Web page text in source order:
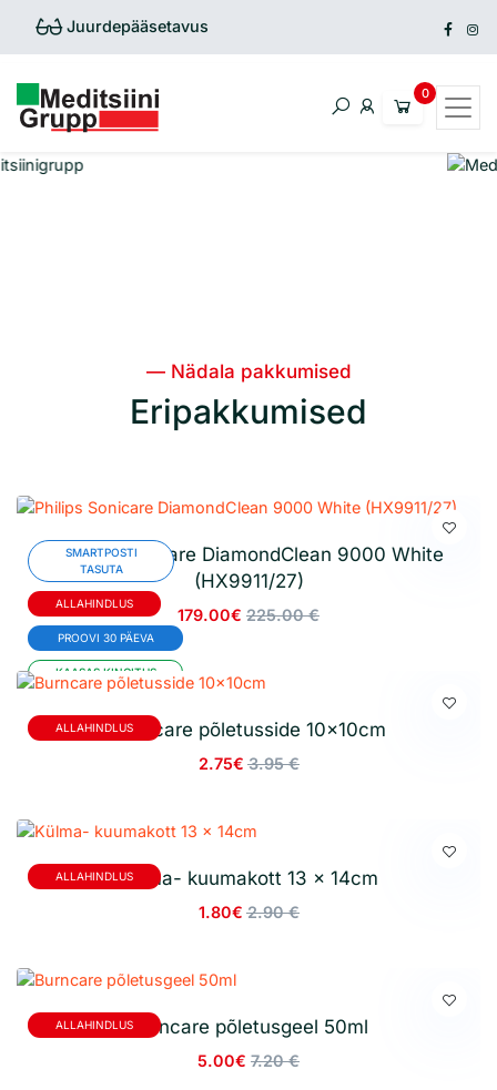
Juurdepääsetavus
— Nädala pakkumised
Eripakkumised
SMARTPOSTI
TASUTA
ALLAHINDLUS
PROOVI 30 PÄEVA
KAASAS KINGITUS
Philips Sonicare DiamondClean 9000 White
(HX9911/27)
179.00€ 225.00 €
ALLAHINDLUSBurncare põletusside 10x10cm
2.75€ 3.95 €
ALLAHINDLUSKülma- kuumakott 13 x 14cm
1.80€ 2.90 €
ALLAHINDLUSBurncare põletusgeel 50ml
5.00€ 7.20 €